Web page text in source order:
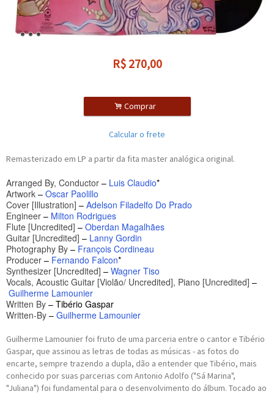
R$ 270,00
. Comprar
Calcular o frete
Remasterizado em LP a partir da fita master analógica original.
Arranged By, Conductor – Luis Claudio*
Artwork – Oscar Paolillo
Cover [Illustration] – Adelson Filadelfo Do Prado
Engineer – Milton Rodrigues
Flute [Uncredited] – Oberdan Magalhães
Guitar [Uncredited] – Lanny Gordin
Photography By – François Cordineau
Producer – Fernando Falcon*
Synthesizer [Uncredited] – Wagner Tiso
Vocals, Acoustic Guitar [Violão/ Uncredited], Piano [Uncredited] –
Guilherme Lamounier
Written By – Tibério Gaspar
Written-By – Guilherme Lamounier
Guilherme Lamounier foi fruto de uma parceria entre o cantor e Tibério
Gaspar, que assinou as letras de todas as músicas - as fotos do
encarte, sempre trazendo a dupla, dão a entender que Tibério, mais
conhecido por suas parcerias com Antonio Adolfo ("Sá Marina",
"Juliana") foi fundamental para o desenvolvimento do álbum. Tocado ao